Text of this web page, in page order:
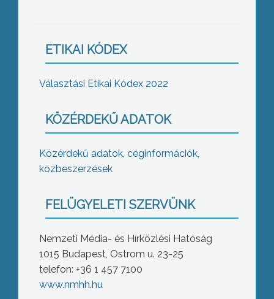
ETIKAI KÓDEX
Választási Etikai Kódex 2022
KÖZÉRDEKŰ ADATOK
Közérdekű adatok, céginformációk,
közbeszerzések
FELÜGYELETI SZERVÜNK
Nemzeti Média- és Hírközlési Hatóság
1015 Budapest, Ostrom u. 23-25
telefon: +36 1 457 7100
www.nmhh.hu